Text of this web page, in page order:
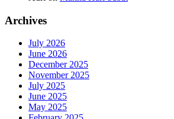
Archives
July 2026
June 2026
December 2025
November 2025
July 2025
June 2025
May 2025